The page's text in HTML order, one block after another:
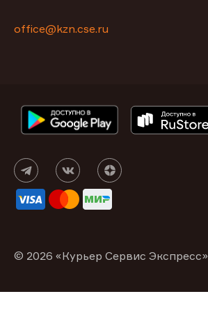
office@kzn.cse.ru
© 2026 «Курьер Сервис Экспресс»